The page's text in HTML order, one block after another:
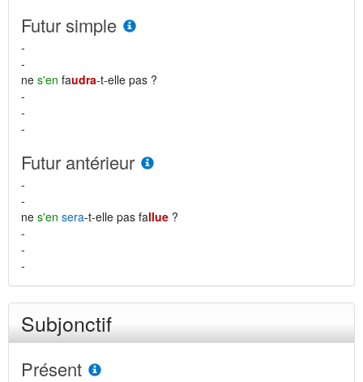
Futur simple
-
-
ne s'en faudra-t-elle pas ?
-
-
-
Futur antérieur
-
-
ne s'en sera-t-elle pas fallue ?
-
-
-
Subjonctif
Présent